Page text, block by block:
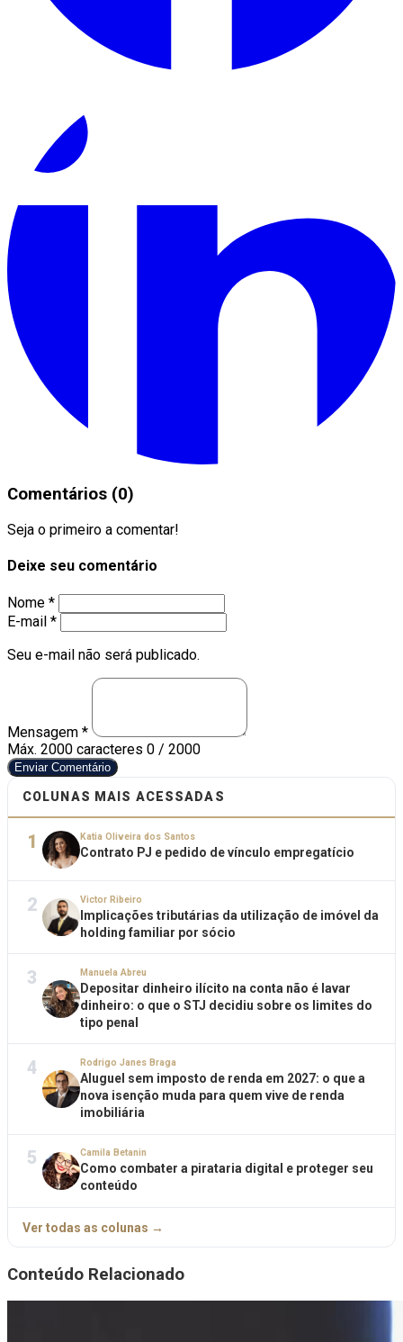
Comentários (0)
Seja o primeiro a comentar!
Deixe seu comentário
Nome *
E-mail *
Seu e-mail não será publicado.
Mensagem *
Máx. 2000 caracteres 0 / 2000
Enviar Comentário
COLUNAS MAIS ACESSADAS
1 Katia Oliveira dos Santos
Contrato PJ e pedido de vínculo empregatício
2 Victor Ribeiro
Implicações tributárias da utilização de imóvel da
holding familiar por sócio
3 Manuela Abreu
Depositar dinheiro ilícito na conta não é lavar
dinheiro: o que o STJ decidiu sobre os limites do
tipo penal
4 Rodrigo Janes Braga
Aluguel sem imposto de renda em 2027: o que a
nova isenção muda para quem vive de renda
imobiliária
5 Camila Betanin
Como combater a pirataria digital e proteger seu
conteúdo
Ver todas as colunas →
Conteúdo Relacionado